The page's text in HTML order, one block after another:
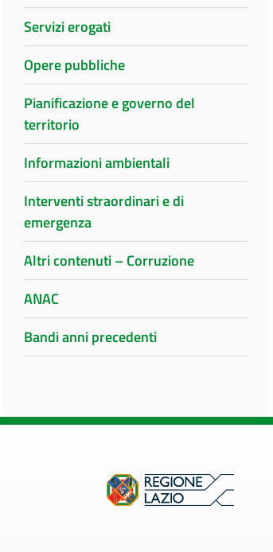
Servizi erogati
Opere pubbliche
Pianificazione e governo del
territorio
Informazioni ambientali
Interventi straordinari e di
emergenza
Altri contenuti – Corruzione
ANAC
Bandi anni precedenti